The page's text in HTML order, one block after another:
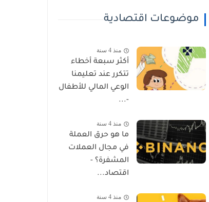
موضوعات اقتصادية
منذ 4 سنة
أكثر سبعة أخطاء
تتكرر عند تعليمنا
الوعي المالي للأطفال
-...
منذ 4 سنة
ما هو حرق العملة
في مجال العملات
المشفرة؟ -
اقتصاد...
منذ 4 سنة